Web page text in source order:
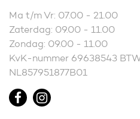
Ma t/m Vr: 07.00 - 21.00
Zaterdag: 09.00 - 11.00
Zondag: 09.00 - 11.00
KvK-nummer 69638543
NL857951877B01